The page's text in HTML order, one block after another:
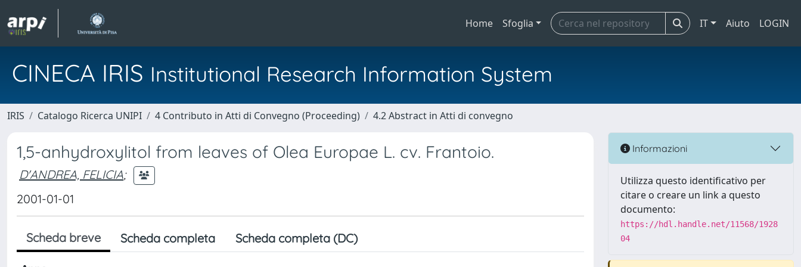
Home Sfoglia IT Aiuto LOGIN
CINECA IRIS Institutional Research Information System
IRIS Catalogo Ricerca UNIPI 4 Contributo in Atti di Convegno (Proceeding) 4.2 Abstract in Atti di convegno
1,5-anhydroxylitol from leaves of Olea Europae L. cv. Frantoio.
D'ANDREA, FELICIA;
2001-01-01
Scheda breve Scheda completa Scheda completa (DC)
Informazioni
Utilizza questo identificativo per
citare o creare un link a questo
documento:
https://hdl.handle.net/11568/1928
04